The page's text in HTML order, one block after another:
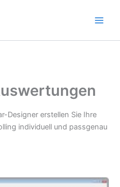
Designer erstellen Sie Ihre
individuell und passgenau